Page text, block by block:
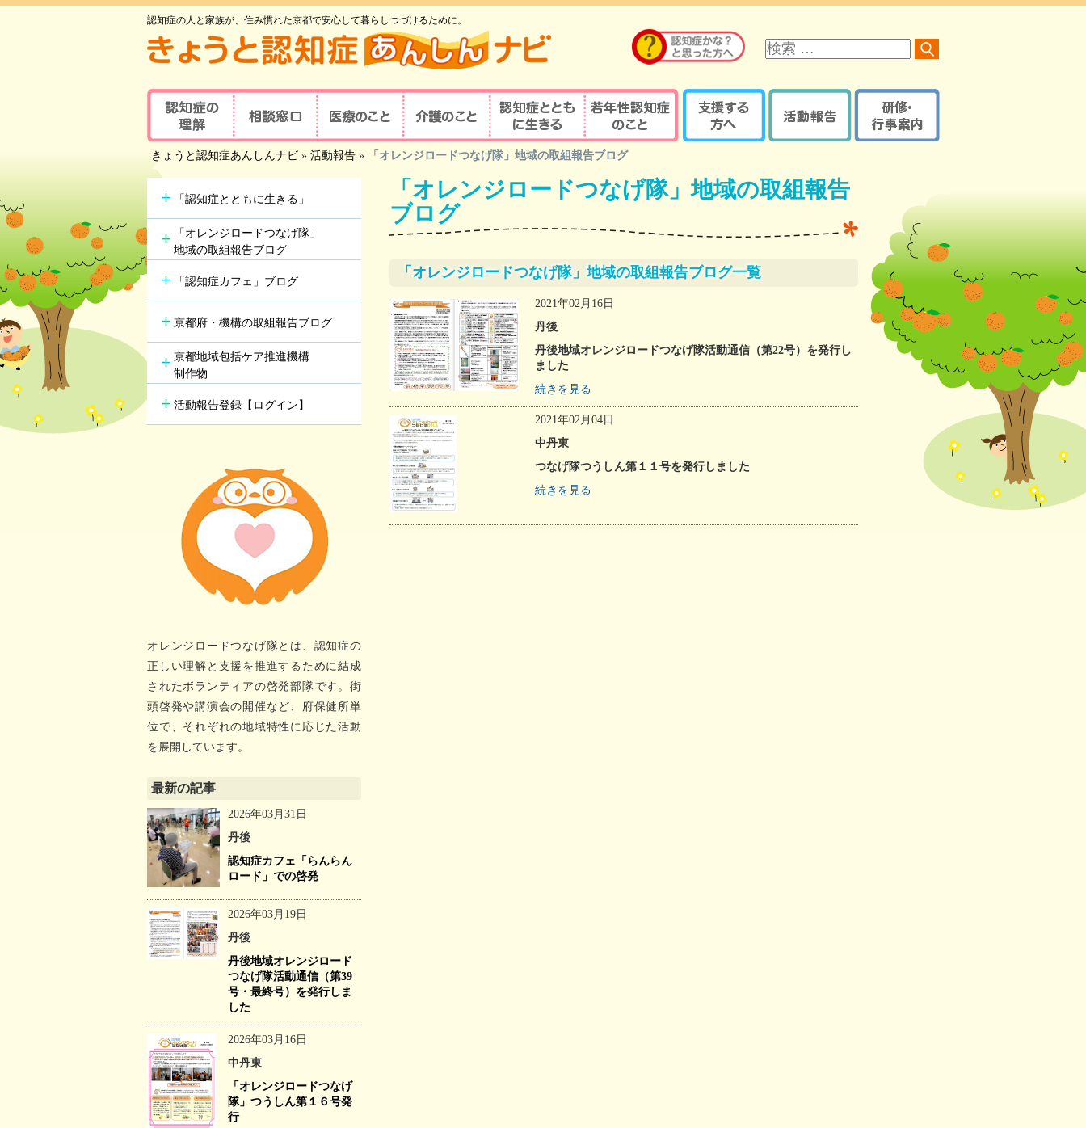
認知症の人と家族が、住み慣れた京都で安心して暮らしつづけるために。
イ
ト
索
認知症の理解
認知症とは
主な原因疾患
症状と対応方法
セルフチェックシート
相談窓口
京都府認知症
事業所
地域包括支援センター
認知症の方やその家族の
認知症初期集中支援
チーム
認知症高齢者等
行方不明時の早期発見
若年性認知症支援チーム
（おれんじブリッジ）
医療のこと
医療の重要性
認知症の診察・診療が
可能な医療機関を探す
認知症対応力向上研修
受講者（医療関係者）
認知症疾患医療センター
学会が認定する専門医等
アルツハイマー型認知症
の新しい治療薬
介護のこと
介護の重要性
介護サービス
認知症の人と家族を支え
るケアマネジャー
認知症とともに生
きる
若年性認知症のこ
相談窓口
若年性認知症ならではの
諸問題
ポイント
若年性認知症
京都式認知症ケアパス
とは？
認知症本人・家族教室
認知症カフェブログ
京都府・機構の取組報告
ブログ
研修・イベントなどの
登録【ログイン】
きょうと認知症あんしんナビ » 活動報告 » 「オレンジロードつなげ隊」地域の取組報告ブログ
「オレンジロードつなげ隊」地域の取組報告
ブログ
「オレンジロードつなげ隊」地域の取組報告ブログ一覧
2021年02月16日
丹後
丹後地域オレンジロードつなげ隊活動通信（第22号）を発行し
ました
続きを見る
2021年02月04日
中丹東
つなげ隊つうしん第１１号を発行しました
続きを見る
「認知症とともに生きる」
「オレンジロードつなげ隊」
地域の取組報告ブログ
「認知症カフェ」ブログ
京都府・機構の取組報告ブログ
京都地域包括ケア推進機構
制作物
活動報告登録【ログイン】
オレンジロードつなげ隊とは、認知症の
正しい理解と支援を推進するために結成
されたボランティアの啓発部隊です。街
頭啓発や講演会の開催など、府保健所単
位で、それぞれの地域特性に応じた活動
を展開しています。
最新の記事
2026年03月31日
丹後
認知症カフェ「らんらん
ロード」での啓発
2026年03月19日
丹後
丹後地域オレンジロード
つなげ隊活動通信（第39
号・最終号）を発行しま
した
2026年03月16日
中丹東
「オレンジロードつなげ
隊」つうしん第１６号発
行